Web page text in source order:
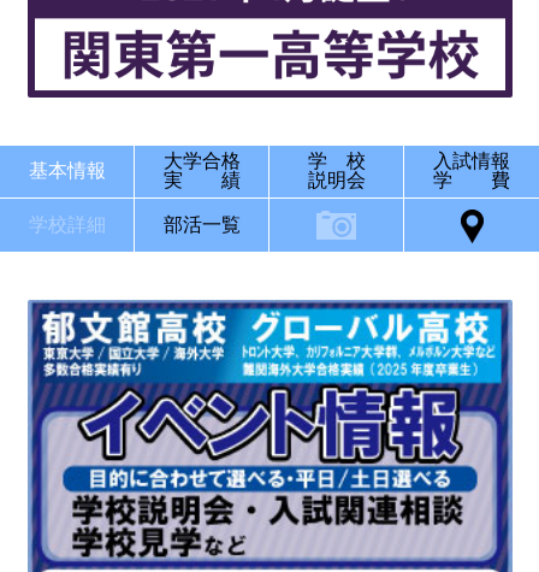
基本情報
大学合格
実 績
学 校
説明会
入試情報
学 費
学校詳細 部活一覧